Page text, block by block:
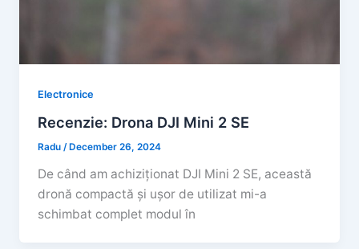
Electronice
Recenzie: Drona DJI Mini 2 SE
Radu/ December 26, 2024
De când am achiziționat DJI Mini 2 SE, această
dronă compactă și ușor de utilizat mi-a
schimbat complet modul în